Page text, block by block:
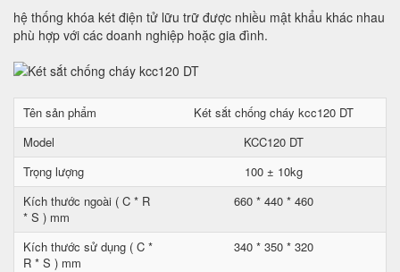
hệ thống khóa két điện tử lữu trữ được nhiều mật khẩu khác nhau
phù hợp với các doanh nghiệp hoặc gia đình.
Tên sản phẩm
Két sắt chống cháy kcc120 DT
Model
KCC120 DT
Trọng lượng
100 ± 10kg
Kích thước ngoài ( C * R
* S ) mm
660 * 440 * 460
Kích thước sử dụng ( C *
R * S ) mm
340 * 350 * 320